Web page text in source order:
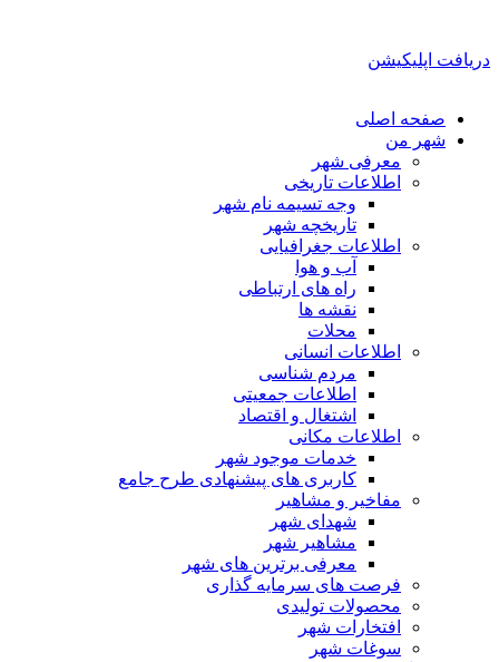
دریافت اپلیکیشن
صفحه اصلی
شهر من
معرفی شهر
اطلاعات تاریخی
وجه تسیمه نام شهر
تاریخچه شهر
اطلاعات جغرافیایی
آب و هوا
راه های ارتباطی
نقشه ها
محلات
اطلاعات انسانی
مردم شناسی
اطلاعات جمعیتی
اشتغال و اقتصاد
اطلاعات مکانی
خدمات موجود شهر
کاربری های پیشنهادی طرح جامع
مفاخیر و مشاهیر
شهدای شهر
مشاهیر شهر
معرفی برترین های شهر
فرصت های سرمایه گذاری
محصولات تولیدی
افتخارات شهر
سوغات شهر